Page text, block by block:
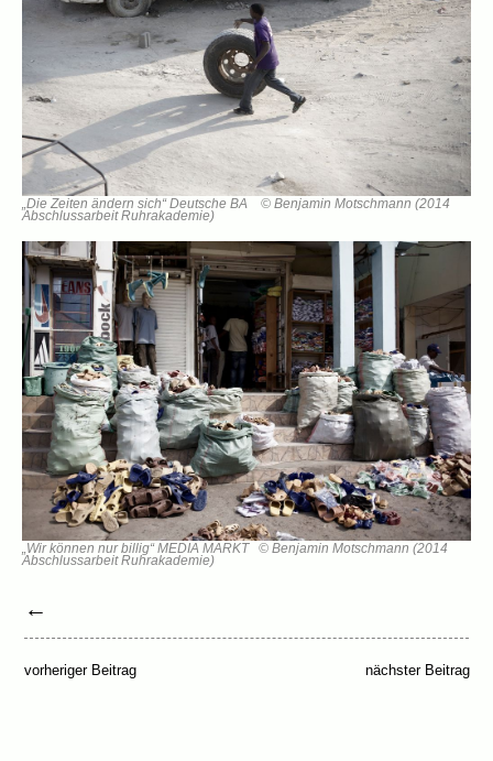
„Die Zeiten ändern sich“ Deutsche BA © Benjamin Motschmann (2014
Abschlussarbeit Ruhrakademie)
„Wir können nur billig“ MEDIA MARKT © Benjamin Motschmann (2014
Abschlussarbeit Ruhrakademie)
←
vorheriger Beitrag nächster Beitrag